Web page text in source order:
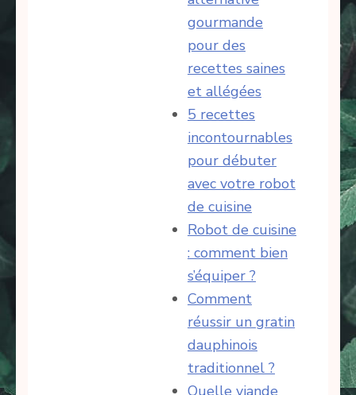
gourmande
pour des
recettes saines
et allégées
5 recettes
incontournables
pour débuter
avec votre robot
de cuisine
Robot de cuisine
: comment bien
s’équiper ?
Comment
réussir un gratin
dauphinois
traditionnel ?